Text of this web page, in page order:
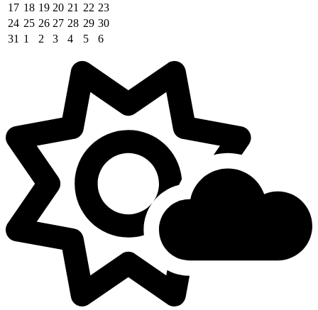
17 18 19 20 21 22 23
24 25 26 27 28 29 30
31 1 2 3 4 5 6